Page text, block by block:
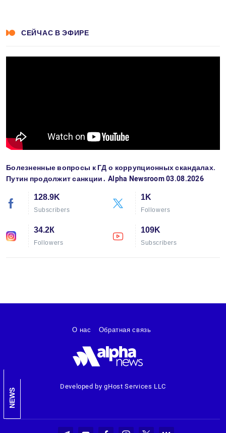
СЕЙЧАС В ЭФИРЕ
Болезненные вопросы к ГД о коррупционных скандалах.
Путин продолжит санкции․ Alpha Newsroom 03.08.2026
128.9K
Subscribers
1K
Followers
34.2К
Followers
109K
Subscribers
NEWS
Developed by gHost Services LLC
О нас Обратная связь